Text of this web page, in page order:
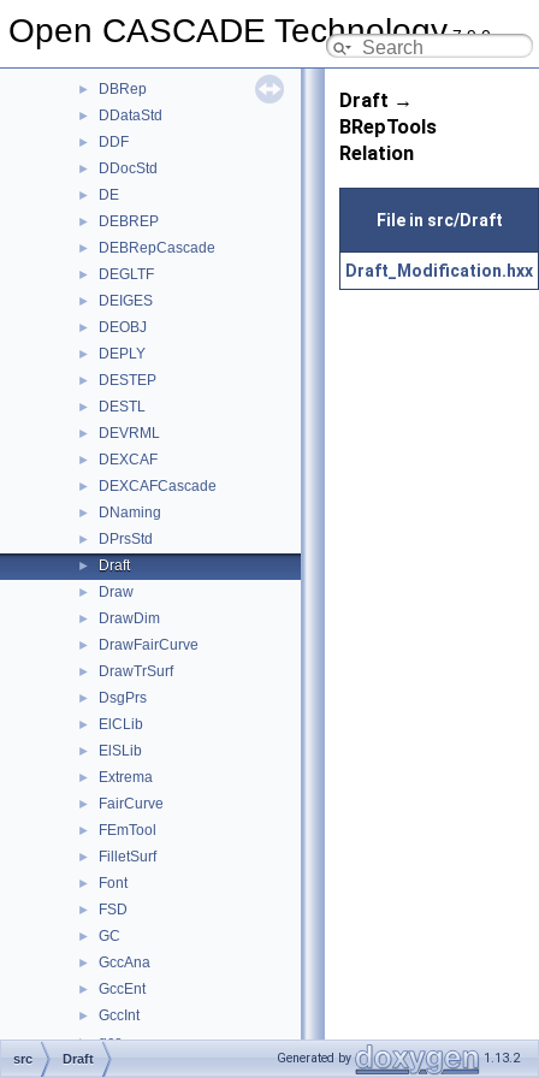
Open CASCADE Technology7.9.0
D3DHost
► DBRep
► DDataStd
► DDF
► DDocStd
► DE
► DEBREP
► DEBRepCascade
► DEGLTF
► DEIGES
► DEOBJ
► DEPLY
► DESTEP
► DESTL
► DEVRML
► DEXCAF
► DEXCAFCascade
► DNaming
► DPrsStd
► Draft
► Draw
► DrawDim
► DrawFairCurve
► DrawTrSurf
► DsgPrs
► ElCLib
► ElSLib
► Extrema
► FairCurve
► FEmTool
► FilletSurf
► Font
► FSD
► GC
► GccAna
► GccEnt
► GccInt
► gce
► GCE2d
Draft →
BRepTools
Relation
File in src/Draft
Draft_Modification.hxx
src Draft Generated by 1.13.2